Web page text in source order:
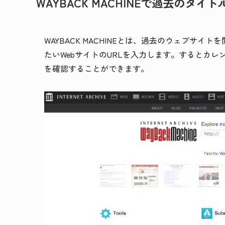
WAYBACK MACHINEとは、過去のウェブサイト
たいWebサイトのURLを入力します。するとカ
を確認することができます。